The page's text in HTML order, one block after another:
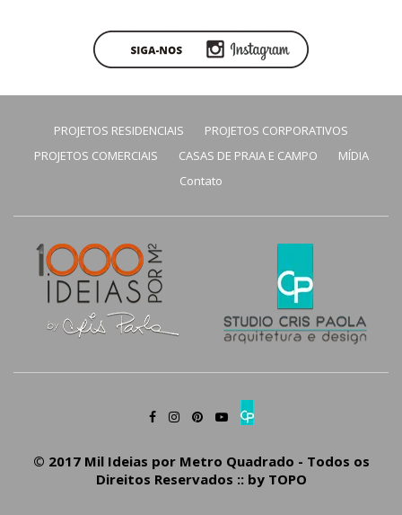
PROJETOS RESIDENCIAIS
PROJETOS CORPORATIVOS
PROJETOS COMERCIAIS
CASAS DE PRAIA E CAMPO
MÍDIA
Contato
© 2017 Mil Ideias por Metro Quadrado - Todos os
Direitos Reservados :: by TOPO